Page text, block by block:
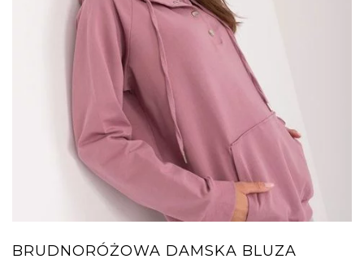
BRUDNORÓŻOWA DAMSKA BLUZA